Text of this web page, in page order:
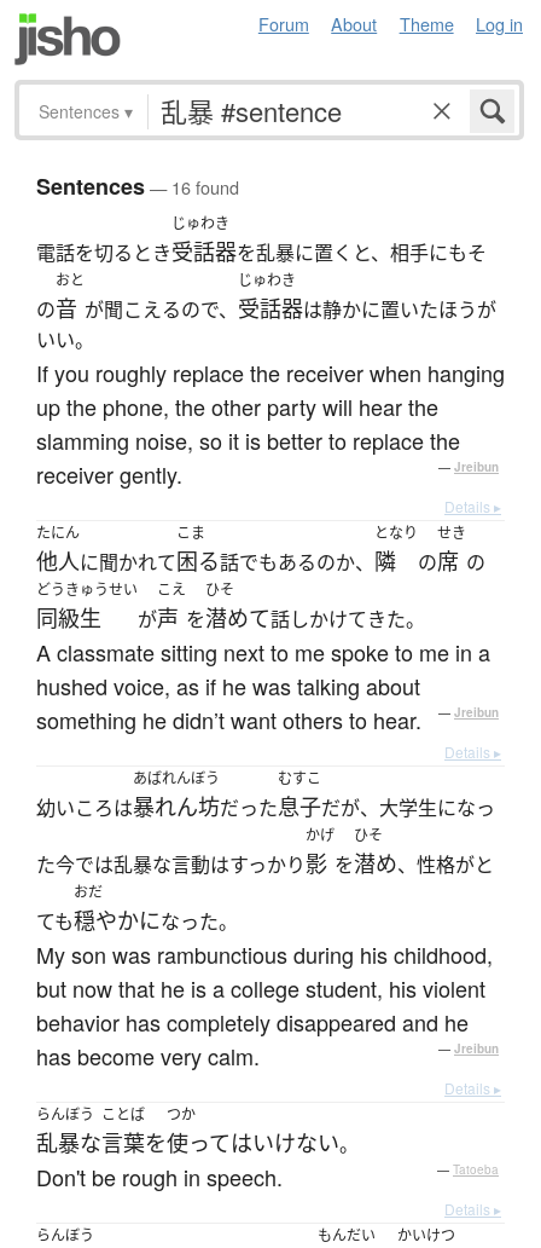
Forum About Theme Log in
Sentences ▾
Sentences— 16 found
電話を切るとき
じゅわき
受話器を乱暴に置くと、相手にもそ
の
おと
音 が聞こえるので、
じゅわき
受話器は静かに置いたほうが
いい。
If you roughly replace the receiver when hanging
up the phone, the other party will hear the
slamming noise, so it is better to replace the
receiver gently.
— Jreibun
Details ▸
たにん
他人に聞かれて
こま
困る話でもあるのか、
となり
隣 の
せき
席 の
どうきゅうせい
同級生 が
こえ
声 を
ひそ
潜めて話しかけてきた。
A classmate sitting next to me spoke to me in a
hushed voice, as if he was talking about
something he didn’t want others to hear.
— Jreibun
Details ▸
幼いころは
あばれんぼう
暴れん坊だった
むすこ
息子だが、大学生になっ
た今では乱暴な言動はすっかり
かげ
影 を
ひそ
潜め、性格がと
ても
おだ
穏やかになった。
My son was rambunctious during his childhood,
but now that he is a college student, his violent
behavior has completely disappeared and he
has become very calm.
— Jreibun
Details ▸
らんぼう
乱暴な
ことば
言葉を
つか
使ってはいけない。
Don't be rough in speech. — Tatoeba
Details ▸
らんぼう
もんだい かいけつ